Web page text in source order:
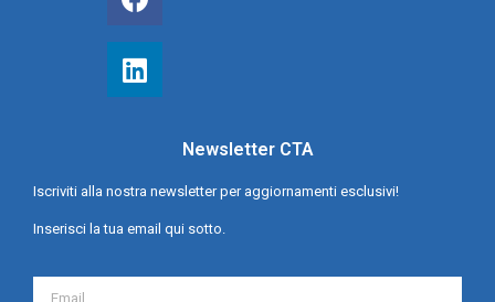
Newsletter CTA
Iscriviti alla nostra newsletter per aggiornamenti esclusivi!
Inserisci la tua email qui sotto.